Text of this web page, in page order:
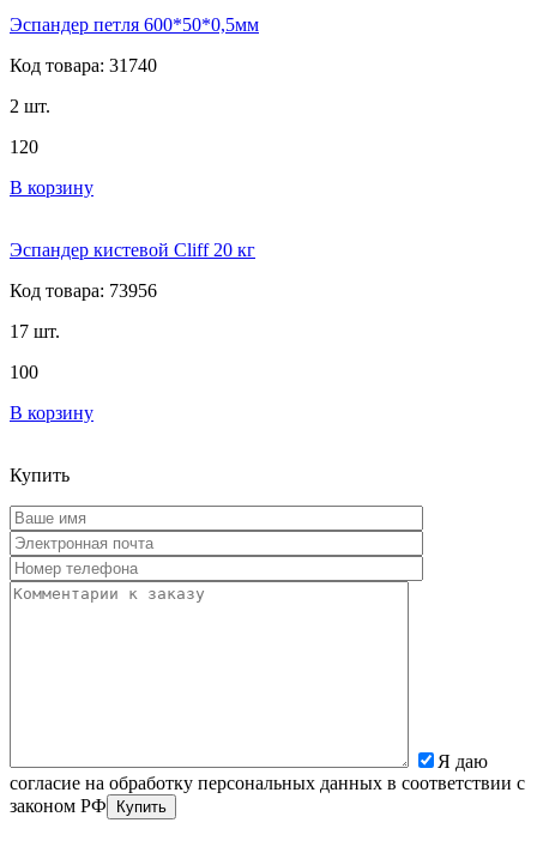
Эспандер петля 600*50*0,5мм
Код товара: 31740
2 шт.
120
В корзину
Эспандер кистевой Cliff 20 кг
Код товара: 73956
17 шт.
100
В корзину
Купить
Я даю
согласие на обработку персональных данных в соответствии с
законом РФ